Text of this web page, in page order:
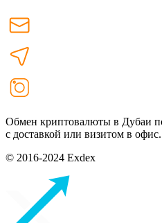
Обмен криптовалюты в Дубаи
с доставкой или визитом в офис.
© 2016-2024 Exdex